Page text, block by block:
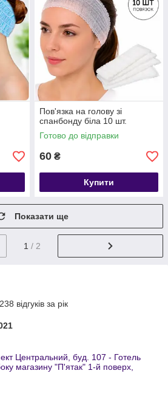
Пов'язка на голову зі
спанбонду біла 10 шт.
Готово до відправки
60 ₴
Купити
Показати ще
1 / 2
відгуків за рік
Центральний, буд. 107 - Готель
магазину "П'ятак" 1-й поверх,